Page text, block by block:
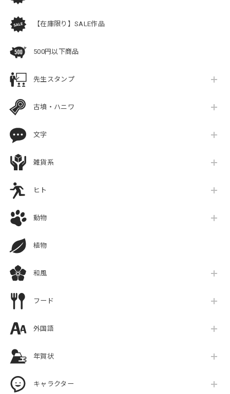
【在庫限り】SALE作品
500円以下商品
先生スタンプ
古墳・ハニワ
文字
雑貨系
ヒト
動物
植物
和風
フード
外国語
年賀状
キャラクター